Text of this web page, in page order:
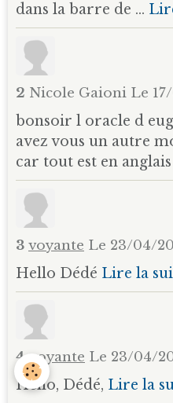
dans la barre de ...
2 Nicole Gaioni Le
bonsoir l oracle d
avez vous un autre
car tout est en anglais
3 voyante Le 23/04/
Hello Dédé Lire la
4 voyante Le 23/04/
Hello, Dédé, Lire la